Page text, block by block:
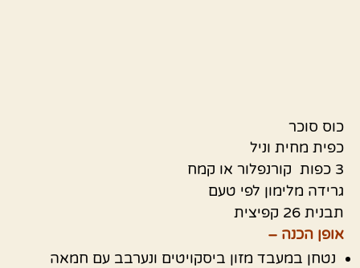
כוס סוכר
כפית מחית וניל
3 כפות קורנפלור או קמח
גרידה מלימון לפי טעם
תבנית 26 קפיצית
אופן הכנה –
נטחן במעבד מזון ביסקויטים ונערבב עם חמאה